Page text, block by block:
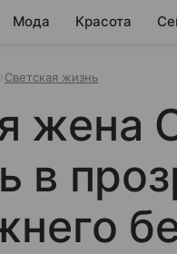
Мода Красота
Светская жизнь
жена
в